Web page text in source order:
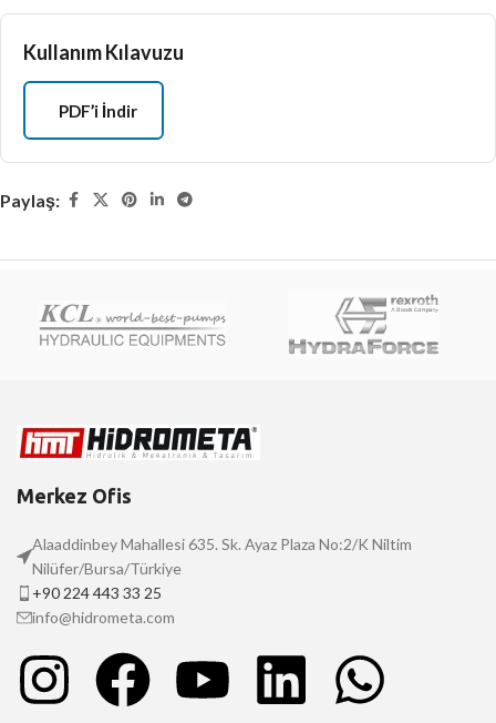
Kullanım Kılavuzu
PDF’i İndir
Paylaş:
Merkez Ofis
Alaaddinbey Mahallesi 635. Sk. Ayaz Plaza No:2/K Niltim
Nilüfer/Bursa/Türkiye
+90 224 443 33 25
info@hidrometa.com